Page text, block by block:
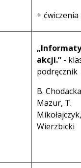
+ ćwiczenia
akcji.” -
podręcznik
B.
Mazur, T.
Wierzbicki